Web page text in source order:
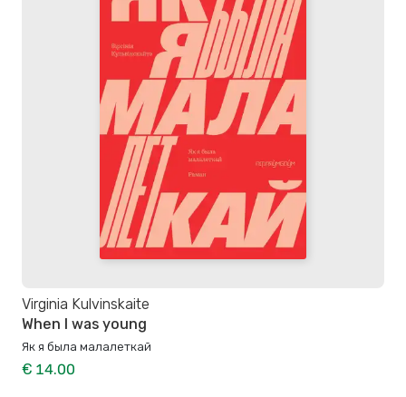
Virginia Kulvinskaite
When I was young
Як я была малалеткай
€ 14.00